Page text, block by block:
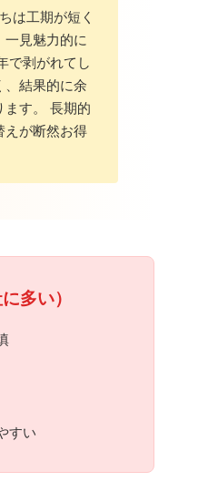
は工期が短く
一見魅力的に
で剥がれてし
、結果的に余
ます。 長期的
えが断然お得
多い）
すい